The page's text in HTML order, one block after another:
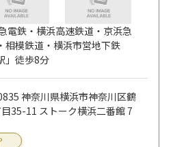
電鉄・横浜高速鉄道・京浜急
相模鉄道・横浜市営地下鉄
」徒歩8分
神奈川県横浜市神奈川区鶴
35-11 ストーク横浜二番館 7